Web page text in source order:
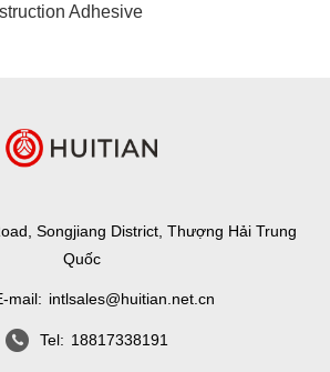
Adhesive
Songjiang District, Thượng Hải Trung
Quốc
mail: intlsales@huitian.net.cn
Tel: 18817338191